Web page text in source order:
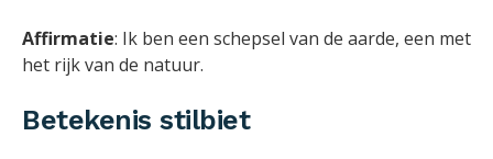
Affirmatie: Ik ben een schepsel van de aarde, een met
het rijk van de natuur.
Betekenis stilbiet